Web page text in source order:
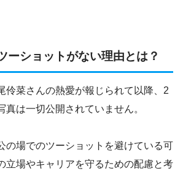
ーショットがない理由とは？
伶菜さんの熱愛が報じられて以降、2
真は一切公開されていません。
の場でのツーショットを避けている可
立場やキャリアを守るための配慮と考